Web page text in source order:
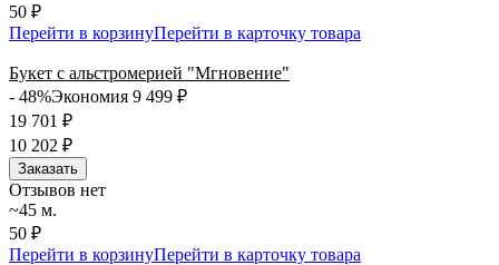
50 ₽
Перейти в корзинуПерейти в карточку товара
Букет с альстромерией "Мгновение"
- 48%Экономия 9 499 ₽
19 701 ₽
10 202 ₽
Заказать
Отзывов нет
~45 м.
50 ₽
Перейти в корзинуПерейти в карточку товара